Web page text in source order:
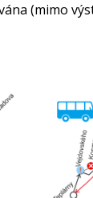
(mimo